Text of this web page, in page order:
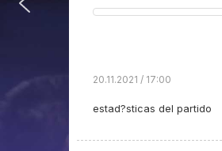
20.11.2021 / 17:00
estad?sticas del partido